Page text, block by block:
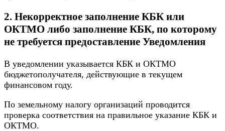
2. Некорректное заполнение КБК или
ОКТМО либо заполнение КБК, по которому
не требуется предоставление Уведомления
В уведомлении указывается КБК и ОКТМО
бюджетополучателя, действующие в текущем
финансовом году.
По земельному налогу организаций проводится
проверка соответствия на правильное указание КБК и
ОКТМО.